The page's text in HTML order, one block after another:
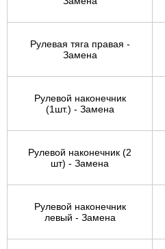
Рулевая тяга правая -
Замена
Рулевой наконечник
(1шт.) - Замена
Рулевой наконечник (2
шт) - Замена
Рулевой наконечник
левый - Замена